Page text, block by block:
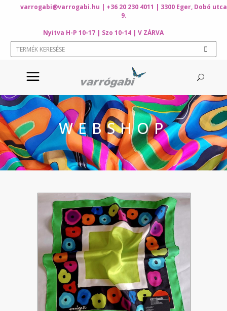
varrogabi@varrogabi.hu | +36 20 230 4011 | 3300 Eger, Dobó utca
9.
Nyitva H-P 10-17 | Szo 10-14 | V ZÁRVA
WEBSHOP